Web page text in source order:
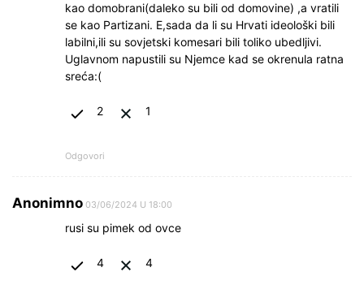
kao domobrani(daleko su bili od domovine) ,a vratili
se kao Partizani. E,sada da li su Hrvati ideološki bili
labilni,ili su sovjetski komesari bili toliko ubedljivi.
Uglavnom napustili su Njemce kad se okrenula ratna
sreća:(
2 1
Odgovori
Anonimno 03/06/2024 U 18:00
rusi su pimek od ovce
4 4